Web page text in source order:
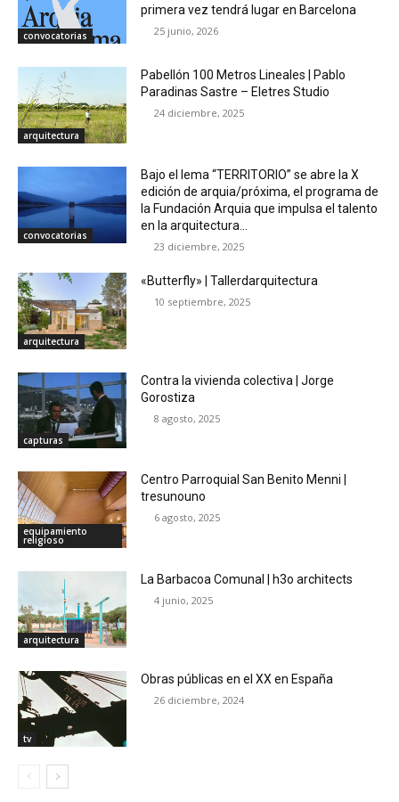
convocatorias
primera vez tendrá lugar en Barcelona
25 junio, 2026
arquitectura
Pabellón 100 Metros Lineales | Pablo
Paradinas Sastre – Eletres Studio
24 diciembre, 2025
convocatorias
Bajo el lema “TERRITORIO” se abre la X
edición de arquia/próxima, el programa de
la Fundación Arquia que impulsa el talento
en la arquitectura...
23 diciembre, 2025
arquitectura
«Butterfly» | Tallerdarquitectura
10 septiembre, 2025
capturas
Contra la vivienda colectiva | Jorge
Gorostiza
8 agosto, 2025
equipamiento
religioso
Centro Parroquial San Benito Menni |
tresunouno
6 agosto, 2025
arquitectura
La Barbacoa Comunal | h3o architects
4 junio, 2025
tv
Obras públicas en el XX en España
26 diciembre, 2024